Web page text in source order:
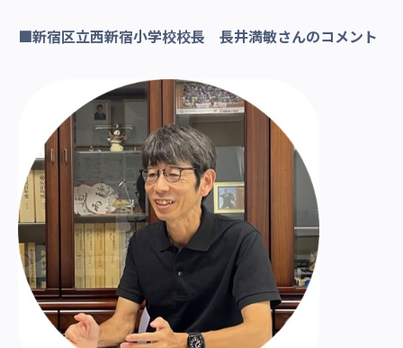
■新宿区立西新宿小学校校長 長井満敏さんのコメント